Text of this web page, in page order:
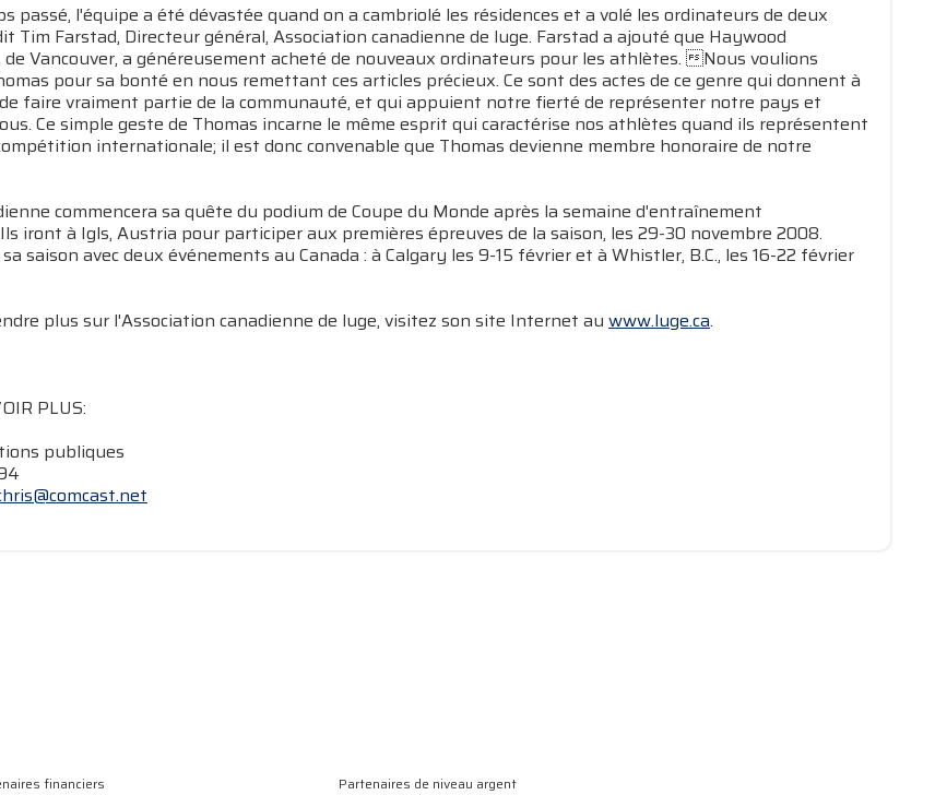
l'équipe a été dévastée quand on a cambriolé les résidences et a volé les ordinateurs de deux
Tim Farstad, Directeur général, Association canadienne de luge. Farstad a ajouté que Haywood
de Vancouver, a généreusement acheté de nouveaux ordinateurs pour les athlètes. Nous voulions
pour sa bonté en nous remettant ces articles précieux. Ce sont des actes de ce genre qui donnent à
faire vraiment partie de la communauté, et qui appuient notre fierté de représenter notre pays et
Ce simple geste de Thomas incarne le même esprit qui caractérise nos athlètes quand ils représentent
internationale; il est donc convenable que Thomas devienne membre honoraire de notre
commencera sa quête du podium de Coupe du Monde après la semaine d'entraînement
iront à Igls, Austria pour participer aux premières épreuves de la saison, les 29-30 novembre 2008.
saison avec deux événements au Canada : à Calgary les 9-15 février et à Whistler, B.C., les 16-22 février
plus sur l'Association canadienne de luge, visitez son site Internet auwww.luge.ca.
PLUS:
publiques
financiers Partenaires de niveau argent